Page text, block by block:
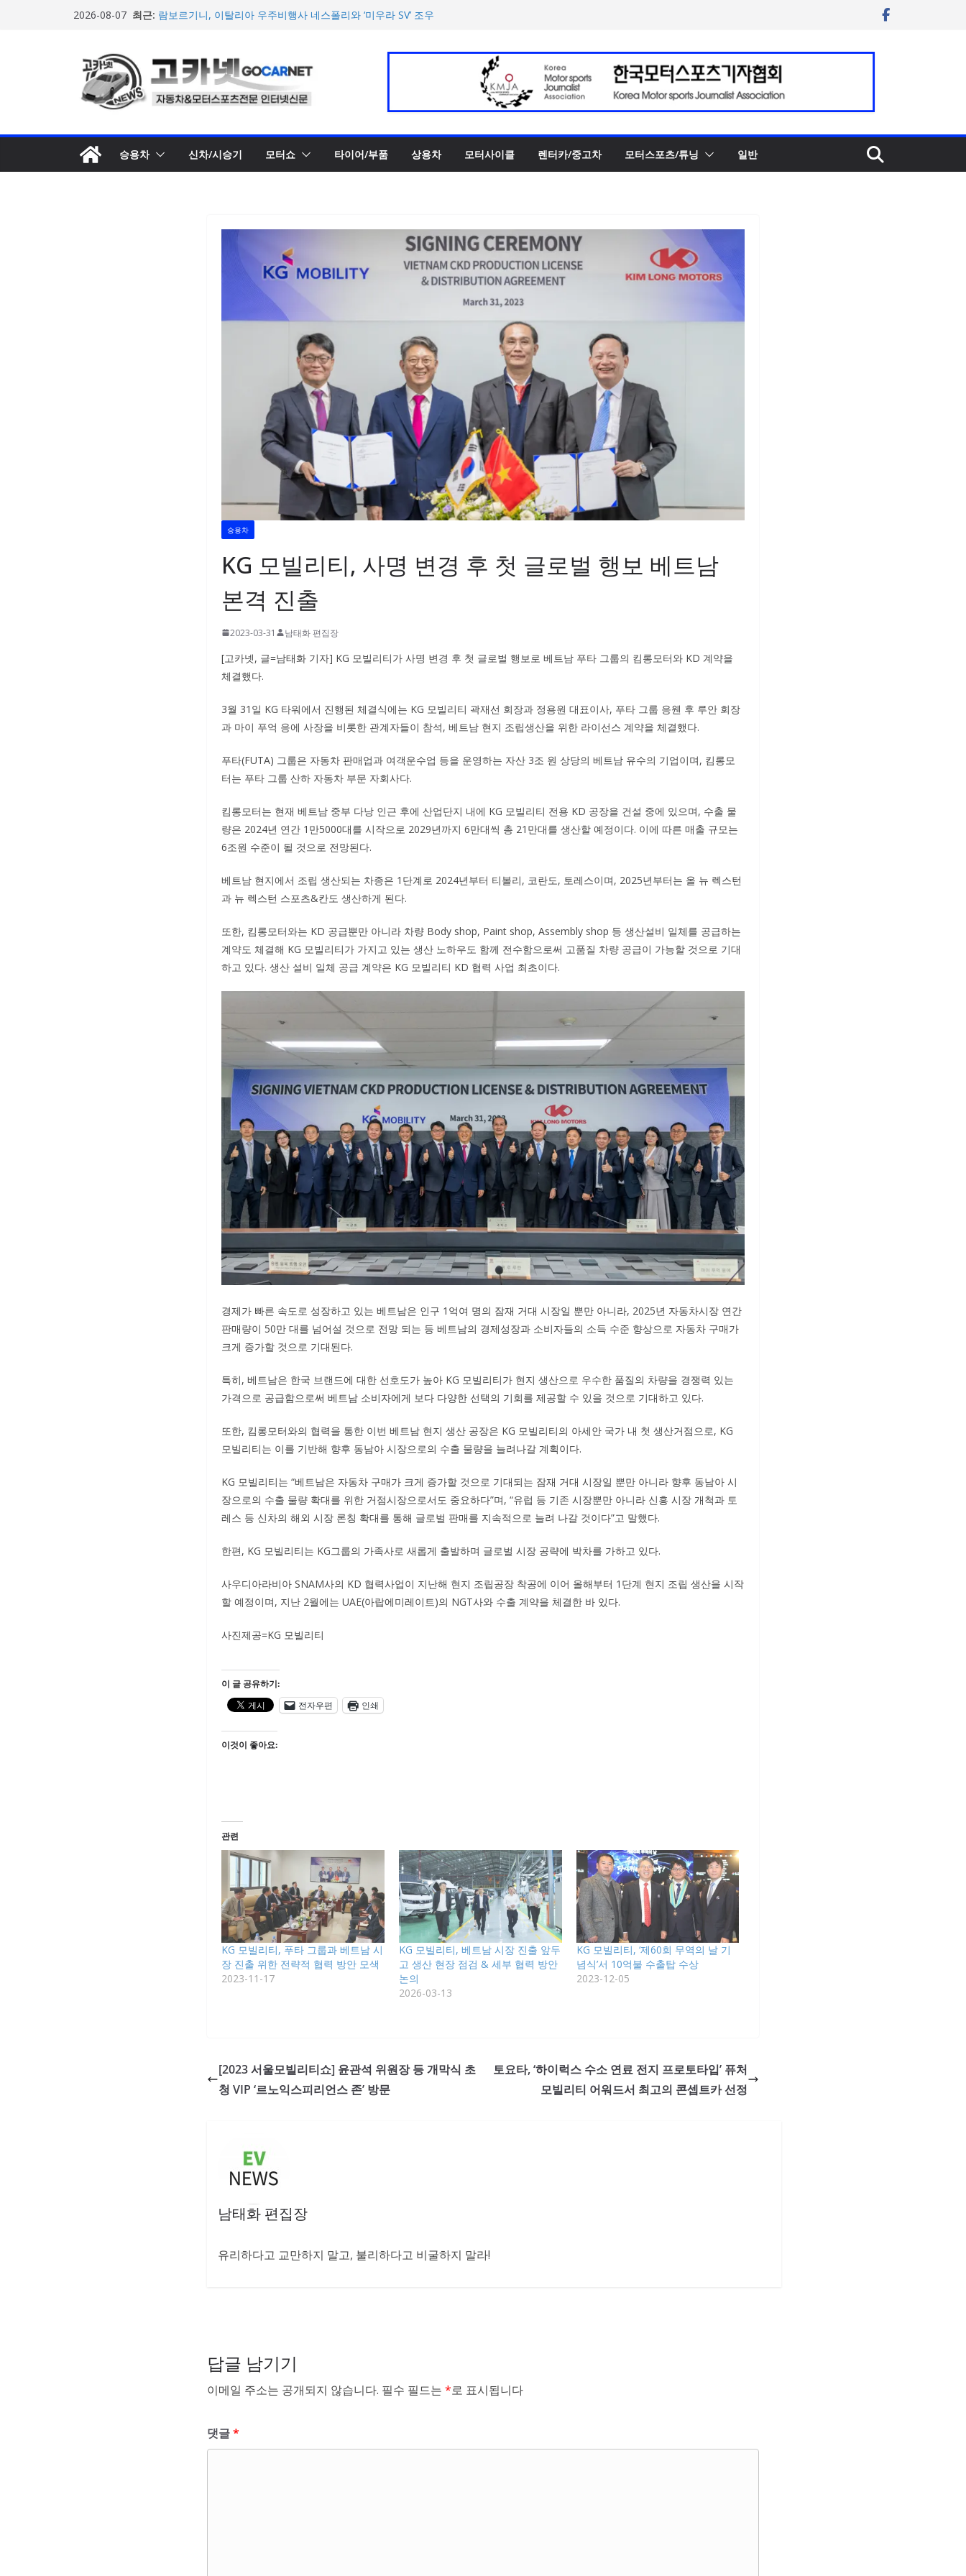
2026-08-07 최근: 적 가치 창출 모색
현대차, 8세대 완전변경 ‘디 올 뉴 아반떼’ 주요 사양 및 가격 공
개… 본격 계약 개시
아우디, 405일 만에 완성한 초고성능 슈퍼카 ‘누볼라리’ 제작 비하
인드 영상 공개
[신차] 가주 레이싱, 주행 성능 강화한 ‘GR86’ 부분변경 모델 공
개… 일본서 28일 계약 개시
승용차
신차/시승기 모터쇼 타이어/부품 상용차 모터사이클 렌터카/중고차 모터스포츠/튜닝 일반
승용차
KG 모빌리티, 사명 변경 후 첫 글로벌 행보 베트남
본격 진출
2023-03-31 남태화 편집장
[고카넷, 글=남태화 기자] KG 모빌리티가 사명 변경 후 첫 글로벌 행보로 베트남 푸타 그룹의 킴롱모터와 KD 계약을
체결했다.
3월 31일 KG 타워에서 진행된 체결식에는 KG 모빌리티 곽재선 회장과 정용원 대표이사, 푸타 그룹 응웬 후 루안 회장
과 마이 푸억 응에 사장을 비롯한 관계자들이 참석, 베트남 현지 조립생산을 위한 라이선스 계약을 체결했다.
푸타(FUTA) 그룹은 자동차 판매업과 여객운수업 등을 운영하는 자산 3조 원 상당의 베트남 유수의 기업이며, 킴롱모
터는 푸타 그룹 산하 자동차 부문 자회사다.
킴롱모터는 현재 베트남 중부 다낭 인근 후에 산업단지 내에 KG 모빌리티 전용 KD 공장을 건설 중에 있으며, 수출 물
량은 2024년 연간 1만5000대를 시작으로 2029년까지 6만대씩 총 21만대를 생산할 예정이다. 이에 따른 매출 규모는
6조원 수준이 될 것으로 전망된다.
베트남 현지에서 조립 생산되는 차종은 1단계로 2024년부터 티볼리, 코란도, 토레스이며, 2025년부터는 올 뉴 렉스턴
과 뉴 렉스턴 스포츠&칸도 생산하게 된다.
또한, 킴롱모터와는 KD 공급뿐만 아니라 차량 Body shop, Paint shop, Assembly shop 등 생산설비 일체를 공급하는
계약도 체결해 KG 모빌리티가 가지고 있는 생산 노하우도 함께 전수함으로써 고품질 차량 공급이 가능할 것으로 기대
하고 있다. 생산 설비 일체 공급 계약은 KG 모빌리티 KD 협력 사업 최초이다.
경제가 빠른 속도로 성장하고 있는 베트남은 인구 1억여 명의 잠재 거대 시장일 뿐만 아니라, 2025년 자동차시장 연간
판매량이 50만 대를 넘어설 것으로 전망 되는 등 베트남의 경제성장과 소비자들의 소득 수준 향상으로 자동차 구매가
크게 증가할 것으로 기대된다.
특히, 베트남은 한국 브랜드에 대한 선호도가 높아 KG 모빌리티가 현지 생산으로 우수한 품질의 차량을 경쟁력 있는
가격으로 공급함으로써 베트남 소비자에게 보다 다양한 선택의 기회를 제공할 수 있을 것으로 기대하고 있다.
또한, 킴롱모터와의 협력을 통한 이번 베트남 현지 생산 공장은 KG 모빌리티의 아세안 국가 내 첫 생산거점으로, KG
모빌리티는 이를 기반해 향후 동남아 시장으로의 수출 물량을 늘려나갈 계획이다.
KG 모빌리티는 “베트남은 자동차 구매가 크게 증가할 것으로 기대되는 잠재 거대 시장일 뿐만 아니라 향후 동남아 시
장으로의 수출 물량 확대를 위한 거점시장으로서도 중요하다”며, “유럽 등 기존 시장뿐만 아니라 신흥 시장 개척과 토
레스 등 신차의 해외 시장 론칭 확대를 통해 글로벌 판매를 지속적으로 늘려 나갈 것이다”고 말했다.
한편, KG 모빌리티는 KG그룹의 가족사로 새롭게 출발하며 글로벌 시장 공략에 박차를 가하고 있다.
사우디아라비아 SNAM사의 KD 협력사업이 지난해 현지 조립공장 착공에 이어 올해부터 1단계 현지 조립 생산을 시작
할 예정이며, 지난 2월에는 UAE(아랍에미레이트)의 NGT사와 수출 계약을 체결한 바 있다.
사진제공=KG 모빌리티
이 글 공유하기:
전자우편
인쇄
이것이 좋아요:
관련
KG 모빌리티, 푸타 그룹과 베트남 시
장 진출 위한 전략적 협력 방안 모색
2023-11-17
KG 모빌리티, 베트남 시장 진출 앞두
고 생산 현장 점검 & 세부 협력 방안
논의
2026-03-13
KG 모빌리티, ‘제60회 무역의 날 기
념식’서 10억불 수출탑 수상
2023-12-05
[2023 서울모빌리티쇼] 윤관석 위원장 등 개막식 초
청 VIP ‘르노익스피리언스 존’ 방문
토요타, ‘하이럭스 수소 연료 전지 프로토타입’ 퓨처
모빌리티 어워드서 최고의 콘셉트카 선정
남태화 편집장
유리하다고 교만하지 말고, 불리하다고 비굴하지 말라!
답글 남기기
이메일 주소는 공개되지 않습니다. 필수 필드는 *로 표시됩니다
댓글*